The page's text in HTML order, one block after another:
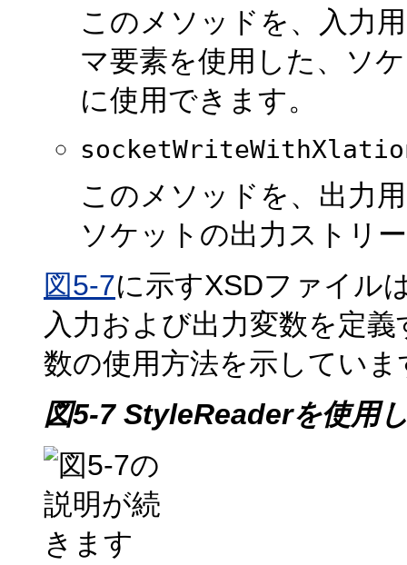
このメソッドを、入力
マ要素を使用した、ソ
に使用できます。
このメソッドを、出力
ソケットの出力ストリ
図5-7に示すXSDファイル
入力および出力変数を定
数の使用方法を示していま
図5-7 StyleReaderを使用